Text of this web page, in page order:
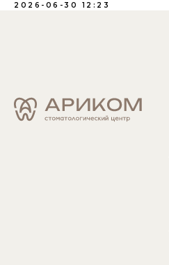
2026-06-30 12:23